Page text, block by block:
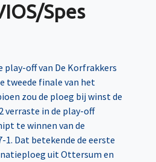
Spes
play-off van De Korfrakkers
tweede finale van het
zou de ploeg bij winst de
verraste in de play-off
te winnen van de
1. Dat betekende de eerste
uit Ottersum en